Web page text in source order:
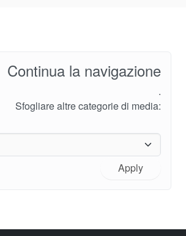
Continua la navigazione
.
Sfogliare altre categorie di media:
Apply